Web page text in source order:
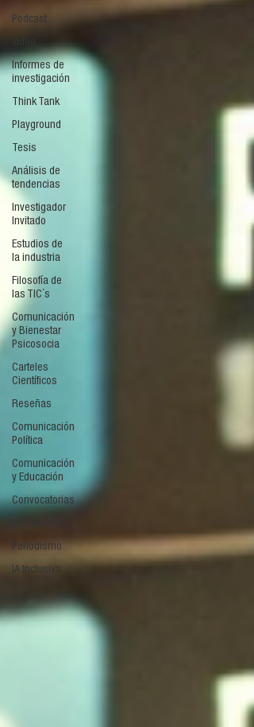
Podcast
Informes de
investigación
Think Tank
Playground
Tesis
Análisis de
tendencias
Investigador
Invitado
Estudios de
la industria
Filosofía de
las TIC´s
Comunicación
y Bienestar
Psicosocia
Carteles
Científicos
Reseñas
Comunicación
Política
Comunicación
y Educación
Convocatorias
Periodismo
IA Inclusiva